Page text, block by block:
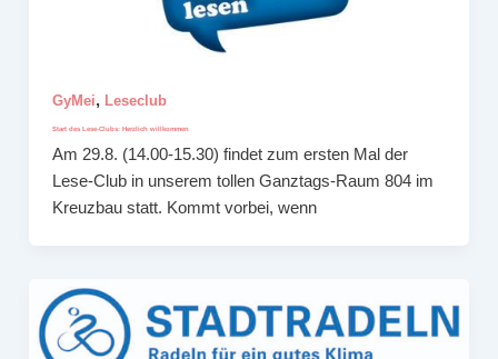
GyMei, Leseclub
Start des Lese-Clubs: Herzlich willkommen
Am 29.8. (14.00-15.30) findet zum ersten Mal der
Lese-Club in unserem tollen Ganztags-Raum 804 im
Kreuzbau statt. Kommt vorbei, wenn